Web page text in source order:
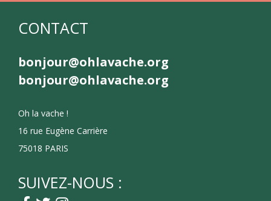
CONTACT
bonjour@ohlavache.org
bonjour@ohlavache.org
Oh la vache !
16 rue Eugène Carrière
75018 PARIS
SUIVEZ-NOUS :